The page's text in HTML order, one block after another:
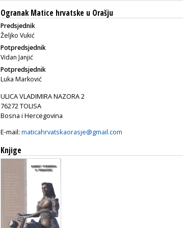
Ogranak Matice hrvatske u Orašju
Predsjednik
Željko Vukić
Potpredsjednik
Vidan Janjić
Potpredsjednik
Luka Marković
ULICA VLADIMIRA NAZORA 2
76272 TOLISA
Bosna i Hercegovina
E-mail: maticahrvatskaorasje@gmail.com
Knjige